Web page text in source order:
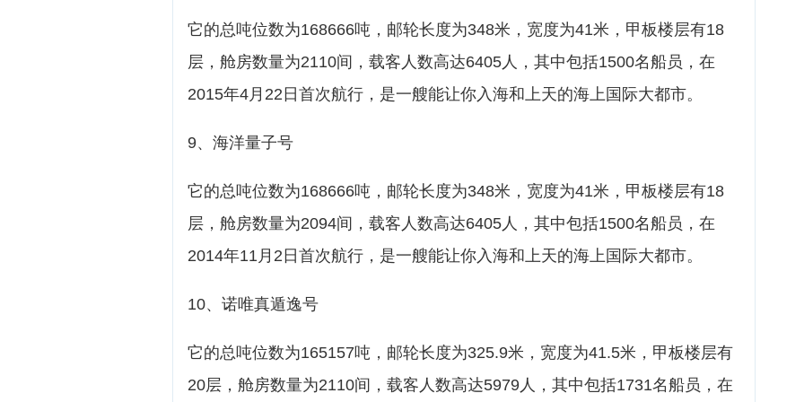
它的总吨位数为168666吨，邮轮长度为348米，宽度为41米，甲板楼层有18
层，舱房数量为2110间，载客人数高达6405人，其中包括1500名船员，在
2015年4月22日首次航行，是一艘能让你入海和上天的海上国际大都市。
9、海洋量子号
它的总吨位数为168666吨，邮轮长度为348米，宽度为41米，甲板楼层有18
层，舱房数量为2094间，载客人数高达6405人，其中包括1500名船员，在
2014年11月2日首次航行，是一艘能让你入海和上天的海上国际大都市。
10、诺唯真遁逸号
它的总吨位数为165157吨，邮轮长度为325.9米，宽度为41.5米，甲板楼层有
20层，舱房数量为2110间，载客人数高达5979人，其中包括1731名船员，在